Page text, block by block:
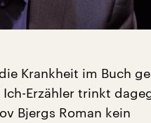
Krankheit im Buch
Erzähler trinkt
Bjergs Roman kein